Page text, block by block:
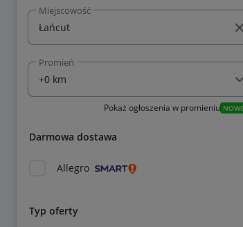
Miejscowość
Promień
Pokaż ogłoszenia w promieniu
Darmowa dostawa
Allegro
Typ oferty